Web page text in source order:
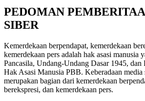
PEDOMAN
SIBER
Kemerdekaan berpendapat, kemerdekaan
kemerdekaan pers adalah hak asasi manusia
Pancasila, Undang-Undang Dasar 1945, dan
Hak Asasi Manusia PBB. Keberadaan media
merupakan bagian dari kemerdekaan
berekspresi, dan kemerdekaan pers.